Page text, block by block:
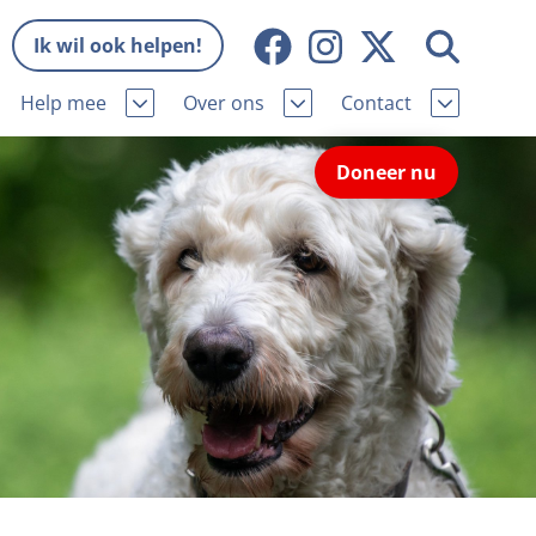
Ik wil ook helpen!
Help mee Over ons
Missie en visie
Wat wij doen
Onze organisatie
Samenwerking
Bekende vrienden
Vacatures
Donateursmagazine Hond
Contact
Contactgegevens
Pers
Nieuws
Veelgestelde vragen
Melding hondenleed
Nieuwsbrief
Incassodata
Doneer nu